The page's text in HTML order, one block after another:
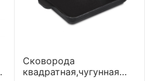
Сковорода
квадратная,чугунная